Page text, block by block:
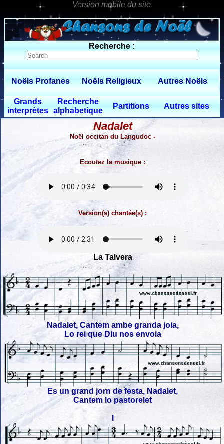
0 $limitbot 1 $limittot 2
Recherche :
Noëls Profanes Noëls Religieux Autres Noëls
Grands
interprètes
Recherche
alphabetique
Partitions Autres sites
Nadalet
Noël occitan du Langudoc -
Ecoutez la musique :
Version(s) chantée(s) :
La Talvera
Nadalet, Cantem ambe granda joia,
Lo rei que Diu nos envoia
Es un grand jorn de festa, Nadalet,
Cantem lo pastorelet